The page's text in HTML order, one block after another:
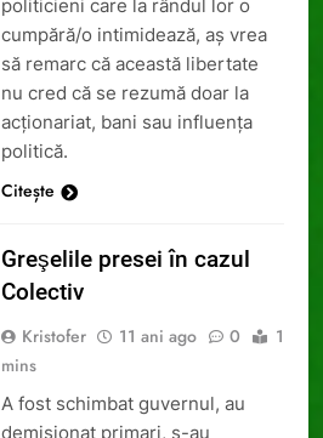
politicieni care la rândul lor o
cumpără/o intimidează, aș vrea
să remarc că această libertate
nu cred că se rezumă doar la
acționariat, bani sau influența
politică.
Citește
Greşelile presei în cazul
Colectiv
Kristofer 11 ani ago 0
1
mins
A fost schimbat guvernul, au
demisionat primari, s-au